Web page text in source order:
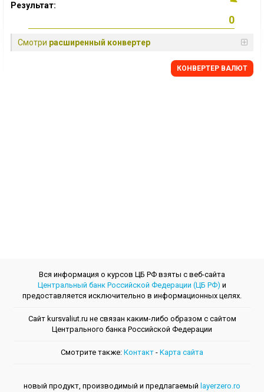
Результат:
Смотри расширенный конвертер
КОНВЕРТЕР ВАЛЮТ
Вся информация о курсов ЦБ РФ взяты с веб-сайта
Центральный банк Российской Федерации (ЦБ РФ) и
предоставляется исключительно в информационных целях.
Сайт kursvaliut.ru не связан каким-либо образом с сайтом
Центрального банкa Российской Федерации
Смотрите также: Контакт - Kарта сайта
новый продукт, производимый и предлагаемый layerzero.ro